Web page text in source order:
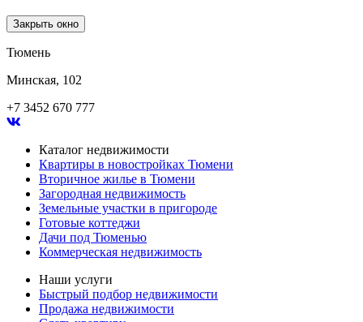
Закрыть окно
Тюмень
Минская, 102
+7 3452 670 777
Каталог недвижимости
Квартиры в новостройках Тюмени
Вторичное жилье в Тюмени
Загородная недвижимость
Земельные участки в пригороде
Готовые коттеджи
Дачи под Тюменью
Коммерческая недвижимость
Наши услуги
Быстрый подбор недвижимости
Продажа недвижимости